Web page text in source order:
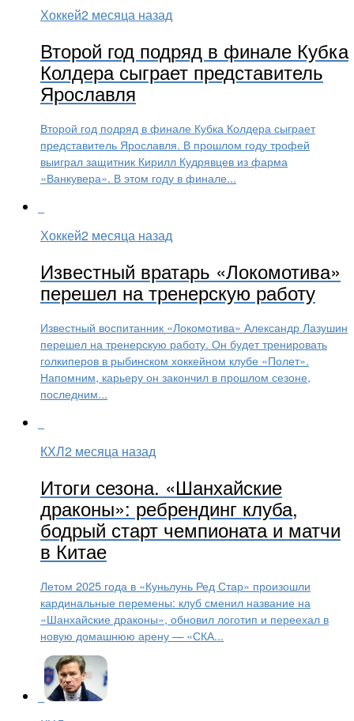
Хоккей2 месяца назад
Второй год подряд в финале Кубка
Колдера сыграет представитель
Ярославля
Второй год подряд в финале Кубка Колдера сыграет
представитель Ярославля. В прошлом году трофей
выиграл защитник Кирилл Кудрявцев из фарма
«Ванкувера». В этом году в финале...
Хоккей2 месяца назад
Известный вратарь «Локомотива»
перешел на тренерскую работу
Известный воспитанник «Локомотива» Александр Лазушин
перешел на тренерскую работу. Он будет тренировать
голкиперов в рыбинском хоккейном клубе «Полет».
Напомним, карьеру он закончил в прошлом сезоне,
последним...
КХЛ2 месяца назад
Итоги сезона. «Шанхайские
драконы»: ребрендинг клуба,
бодрый старт чемпионата и матчи
в Китае
Летом 2025 года в «Куньлунь Ред Стар» произошли
кардинальные перемены: клуб сменил название на
«Шанхайские драконы», обновил логотип и переехал в
новую домашнюю арену — «СКА...